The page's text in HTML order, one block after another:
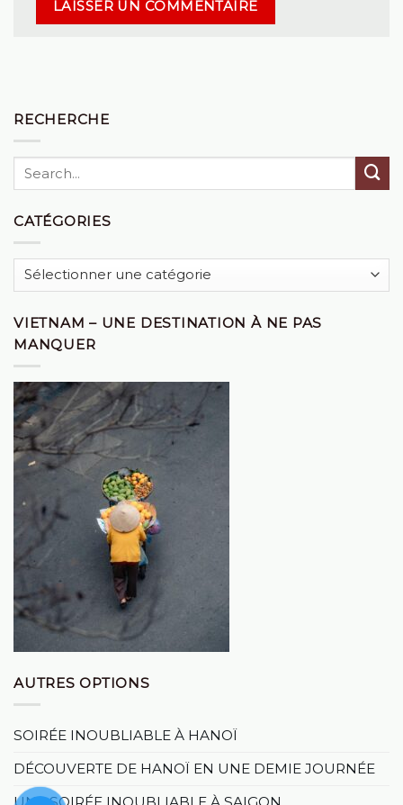
RECHERCHE
CATÉGORIES
Catégories
VIETNAM – UNE DESTINATION À NE PAS
MANQUER
AUTRES OPTIONS
SOIRÉE INOUBLIABLE À HANOÏ
DÉCOUVERTE DE HANOÏ EN UNE DEMIE JOURNÉE